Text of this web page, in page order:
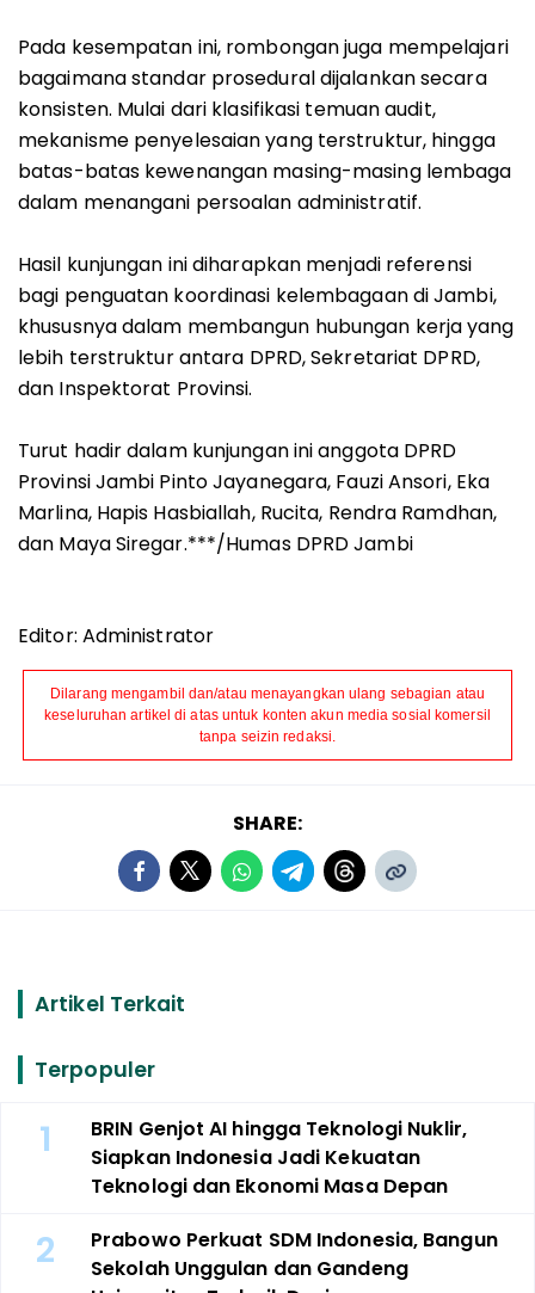
Pada kesempatan ini, rombongan juga mempelajari
bagaimana standar prosedural dijalankan secara
konsisten. Mulai dari klasifikasi temuan audit,
mekanisme penyelesaian yang terstruktur, hingga
batas-batas kewenangan masing-masing lembaga
dalam menangani persoalan administratif.
Hasil kunjungan ini diharapkan menjadi referensi
bagi penguatan koordinasi kelembagaan di Jambi,
khususnya dalam membangun hubungan kerja yang
lebih terstruktur antara DPRD, Sekretariat DPRD,
dan Inspektorat Provinsi.
Turut hadir dalam kunjungan ini anggota DPRD
Provinsi Jambi Pinto Jayanegara, Fauzi Ansori, Eka
Marlina, Hapis Hasbiallah, Rucita, Rendra Ramdhan,
dan Maya Siregar.***/Humas DPRD Jambi
Editor: Administrator
Dilarang mengambil dan/atau menayangkan ulang sebagian atau
keseluruhan artikel di atas untuk konten akun media sosial komersil
tanpa seizin redaksi.
SHARE:
Artikel Terkait
Terpopuler
1
BRIN Genjot AI hingga Teknologi Nuklir,
Siapkan Indonesia Jadi Kekuatan
Teknologi dan Ekonomi Masa Depan
2
Prabowo Perkuat SDM Indonesia, Bangun
Sekolah Unggulan dan Gandeng